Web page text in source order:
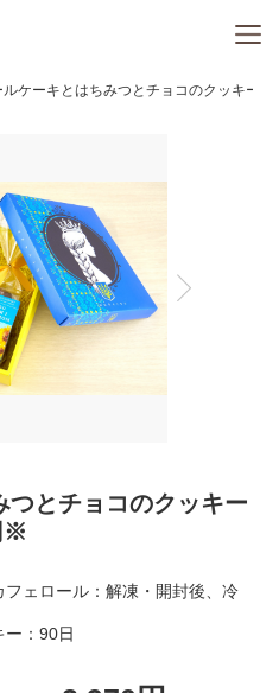
ルケーキとはちみつとチョコのクッキー
つとチョコのクッキー
※
ェロール：解凍・開封後、冷
ー：90日